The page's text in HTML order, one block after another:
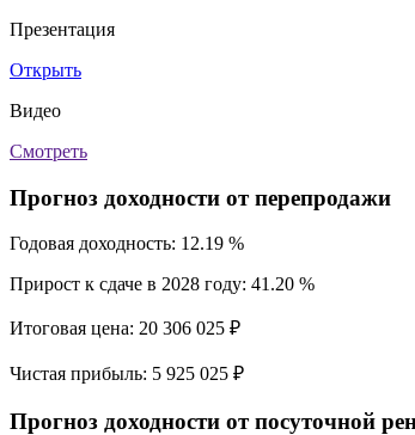
Презентация
Открыть
Видео
Смотреть
Прогноз доходности от перепродажи
Годовая доходность: 12.19 %
Прирост к сдаче в 2028 году: 41.20 %
Итоговая цена: 20 306 025 ₽
Чистая прибыль: 5 925 025 ₽
Прогноз доходности от посуточной